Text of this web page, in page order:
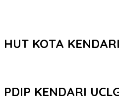
HUT KOTA
PDIP KENDARI